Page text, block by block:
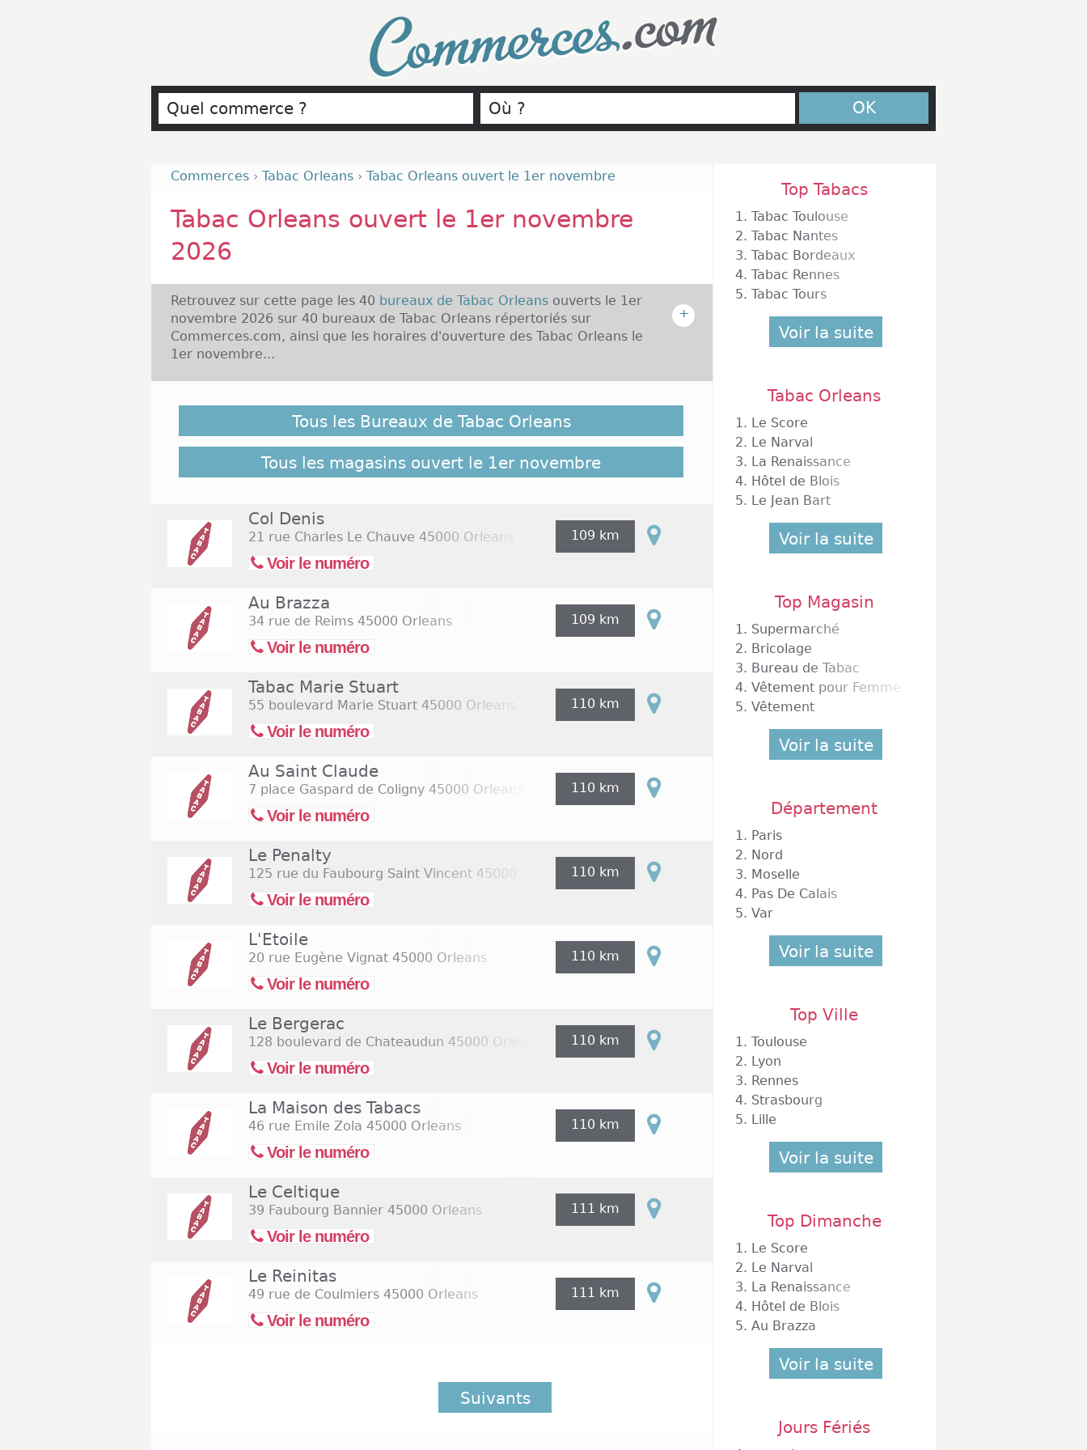
Commerces.com
OK
Commerces › Tabac Orleans › Tabac Orleans ouvert le 1er novembre
Tabac Orleans ouvert le 1er novembre
2026
Retrouvez sur cette page les 40 bureaux de Tabac Orleans ouverts le 1er
novembre 2026 sur 40 bureaux de Tabac Orleans répertoriés sur
Commerces.com, ainsi que les horaires d'ouverture des Tabac Orleans le
1er novembre...
+
le 1er novembre 2026 ne soient pas répertoriés ici, cliquez sur le lien suivant
pour retrouver l'ensemble des Tabac Orleans répertoriés sur Commerces.com :
40 bureaux de Tabac Orleans
Tous les Bureaux de Tabac Orleans
Tous les magasins ouvert le 1er novembre
Col Denis
21 rue Charles Le Chauve 45000 Orleans
Voir le numéro
109 km
Au Brazza
34 rue de Reims 45000 Orleans
Voir le numéro
109 km
Tabac Marie Stuart
55 boulevard Marie Stuart 45000 Orleans
Voir le numéro
110 km
Au Saint Claude
7 place Gaspard de Coligny 45000 Orleans
Voir le numéro
110 km
Le Penalty
125 rue du Faubourg Saint Vincent 45000 Orleans
Voir le numéro
110 km
L'Etoile
20 rue Eugène Vignat 45000 Orleans
Voir le numéro
110 km
Le Bergerac
128 boulevard de Chateaudun 45000 Orleans
Voir le numéro
110 km
La Maison des Tabacs
46 rue Emile Zola 45000 Orleans
Voir le numéro
110 km
Le Celtique
39 Faubourg Bannier 45000 Orleans
Voir le numéro
111 km
Le Reinitas
49 rue de Coulmiers 45000 Orleans
Voir le numéro
111 km
Suivants
Top Tabacs
1. Tabac Toulouse
2. Tabac Nantes
3. Tabac Bordeaux
4. Tabac Rennes
5. Tabac Tours
Voir la suite
Tabac Orleans
1. Le Score
2. Le Narval
3. La Renaissance
4. Hôtel de Blois
5. Le Jean Bart
Voir la suite
Top Magasin
1. Supermarché
2. Bricolage
3. Bureau de Tabac
4. Vêtement pour Femme
5. Vêtement
Voir la suite
Département
1. Paris
2. Nord
3. Moselle
4. Pas De Calais
5. Var
Voir la suite
Top Ville
1. Toulouse
2. Lyon
3. Rennes
4. Strasbourg
5. Lille
Voir la suite
Top Dimanche
1. Le Score
2. Le Narval
3. La Renaissance
4. Hôtel de Blois
5. Au Brazza
Voir la suite
Jours Fériés